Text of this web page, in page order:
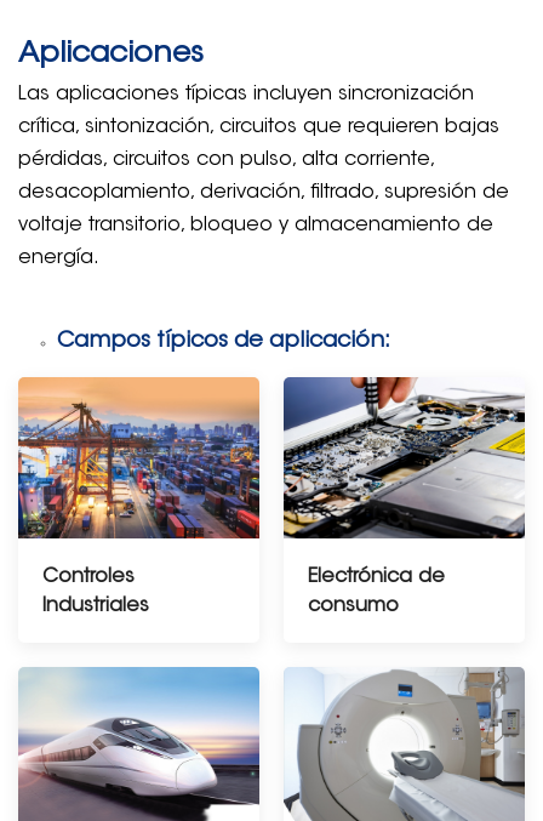
Aplicaciones
Las aplicaciones típicas incluyen sincronización
crítica, sintonización, circuitos que requieren bajas
pérdidas, circuitos con pulso, alta corriente,
desacoplamiento, derivación, filtrado, supresión de
voltaje transitorio, bloqueo y almacenamiento de
energía.
Campos típicos de aplicación:
Controles
Industriales
Electrónica de
consumo